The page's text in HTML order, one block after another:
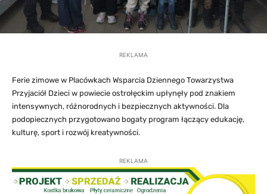
REKLAMA
Ferie zimowe w Placówkach Wsparcia Dziennego Towarzystwa
Przyjaciół Dzieci w powiecie ostrołęckim upłynęły pod znakiem
intensywnych, różnorodnych i bezpiecznych aktywności. Dla
podopiecznych przygotowano bogaty program łączący edukację,
kulturę, sport i rozwój kreatywności.
REKLAMA